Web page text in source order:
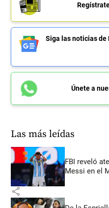
Siga las noticias de
Únete a
Las más leídas
FBI reveló
Messi en el
share